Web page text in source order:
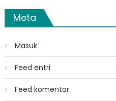
Meta
Masuk
Feed entri
Feed komentar